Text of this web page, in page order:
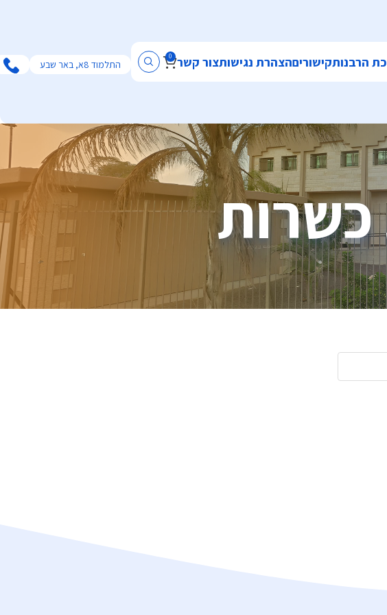
הרבנותקישוריםהצהרת נגישותצור קשר 0
התלמוד 8א, באר שבע